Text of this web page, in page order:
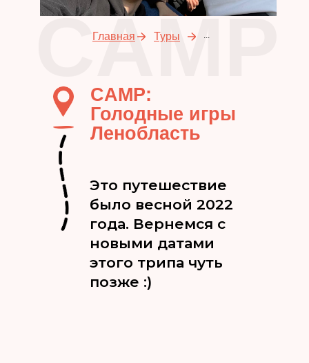
CAMP: Голодные игры |
СAMP
CAMP:
Голодные игры
Ленобласть
Главная Туры ...
Это путешествие
было весной 2022
года. Вернемся с
новыми датами
этого трипа чуть
позже :)